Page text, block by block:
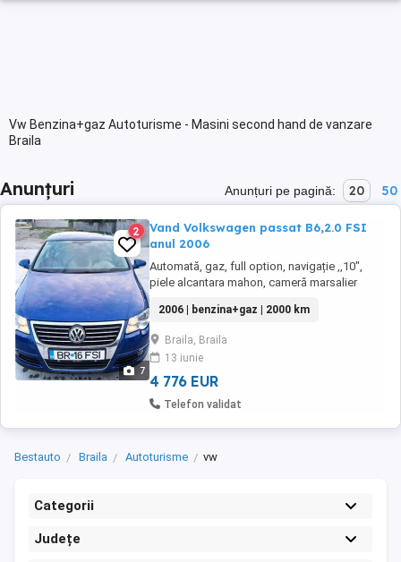
Vw Benzina+gaz Autoturisme - Masini second hand de vanzare
Braila
Anunțuri Anunțuri pe pagină: 20 50
7
2
Vand Volkswagen passat B6,2.0 FSI
anul 2006
Automată, gaz, full option, navigație ,,10",
piele alcantara mahon, cameră marsalier
2006 | benzina+gaz | 2000 km
Braila, Braila
13 iunie
4 776 EUR
Telefon validat
Bestauto Braila Autoturisme vw
Categorii
Județe